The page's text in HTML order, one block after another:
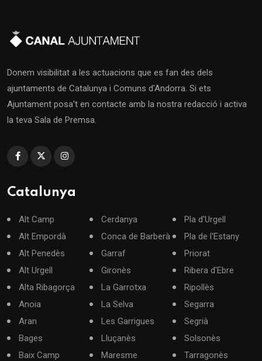
Donem visibilitat a les actuacions que es fan des dels
ajuntaments de Catalunya i Comuns d'Andorra. Si ets
Ajuntament posa't en contacte amb la nostra redacció i activa
la teva Sala de Premsa.
Catalunya
Alt Camp
Alt Empordà
Alt Penedès
Alt Urgell
Alta Ribagorça
Anoia
Aran
Bages
Baix Camp
Cerdanya
Conca de Barberà
Garraf
Gironès
La Garrotxa
La Selva
Les Garrigues
Lluçanès
Maresme
Pla d'Urgell
Pla de l'Estany
Priorat
Ribera d'Ebre
Ripollès
Segarra
Segrià
Solsonès
Tarragonès